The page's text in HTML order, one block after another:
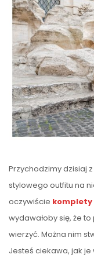
Przychodzimy dzisiaj
stylowego outfitu na
oczywiście komplety
wydawałoby się, że
wierzyć. Można nim
Jesteś ciekawa, jak